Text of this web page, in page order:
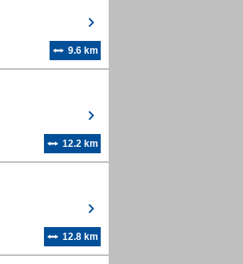
9.6 km
12.2 km
12.8 km